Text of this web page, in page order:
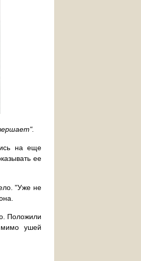
на еще
ее
"Уже не
Положили
ушей